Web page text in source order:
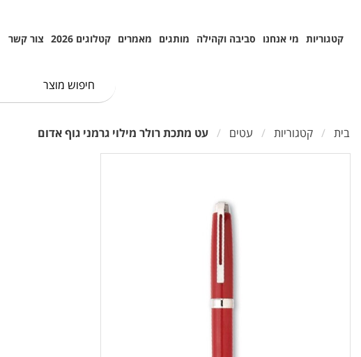
קטגוריות מי אנחנו סביבה וקהילה מותגים מאמרים קטלוגים 2026 צור קשר
בית קטגוריות עטים עט מתכת רולר מילוי גרמני גוף אדום